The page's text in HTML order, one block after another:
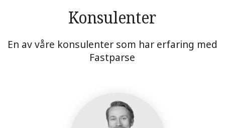
Konsulenter
En av våre konsulenter som har erfaring med
Fastparse